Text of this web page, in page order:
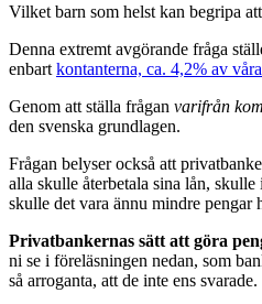
Vilket barn som helst kan begripa
Denna extremt avgörande fråga
enbart kontanterna, ca. 4,2% av
Genom att ställa frågan varifrån
den svenska grundlagen.
Frågan belyser också att
alla skulle återbetala sina lån,
skulle det vara ännu mindre pengar
Privatbankernas sätt att göra
ni se i föreläsningen nedan, som
så arroganta, att de inte ens svarade.